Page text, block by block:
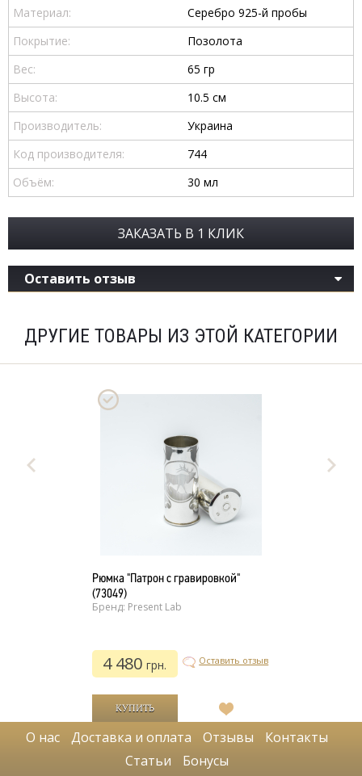
Материал:
Серебро 925-й пробы
Покрытие:
Позолота
Вес:
65 гр
Высота:
10.5 см
Производитель:
Украина
Код производителя:
744
Объём:
30 мл
ЗАКАЗАТЬ В 1 КЛИК
Оставить отзыв
ДРУГИЕ ТОВАРЫ ИЗ ЭТОЙ КАТЕГОРИИ
Рюмка "Патрон с гравировкой"
(73049)
Бренд: Present Lab
4 480грн. Оставить отзыв
В
список
желаний
О нас Доставка и оплата Отзывы
Контакты
Статьи
Бонусы